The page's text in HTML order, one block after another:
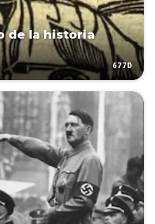
de la historia
677D